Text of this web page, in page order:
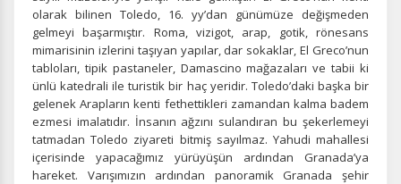
olarak bilinen Toledo, 16. yy’dan günümüze değişmeden
gelmeyi başarmıştır. Roma, vizigot, arap, gotik, rönesans
mimarisinin izlerini taşıyan yapılar, dar sokaklar, El Greco’nun
tabloları, tipik pastaneler, Damascino mağazaları ve tabii ki
ünlü katedrali ile turistik bir haç yeridir. Toledo’daki başka bir
gelenek Arapların kenti fethettikleri zamandan kalma badem
ezmesi imalatıdır. İnsanın ağzını sulandıran bu şekerlemeyi
tatmadan Toledo ziyareti bitmiş sayılmaz. Yahudi mahallesi
içerisinde yapacağımız yürüyüşün ardından Granada’ya
hareket. Varışımızın ardından panoramik Granada şehir